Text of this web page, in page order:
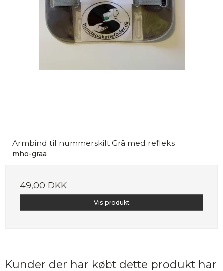
Armbind til nummerskilt Grå med refleks
mho-graa
49,00 DKK
Vis produkt
Kunder der har købt dette produkt har